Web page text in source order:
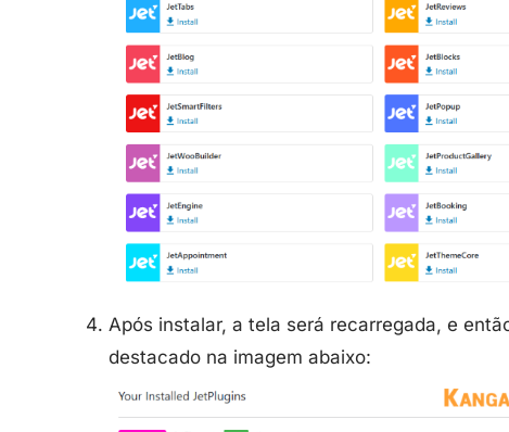
Após instalar, a tela será recarregada, e
destacado na imagem abaixo: